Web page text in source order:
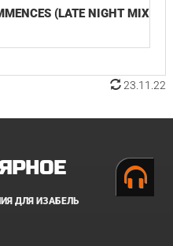
(LATE NIGHT MIX)
23.11.22
ДЛЯ ИЗАБЕЛЬ